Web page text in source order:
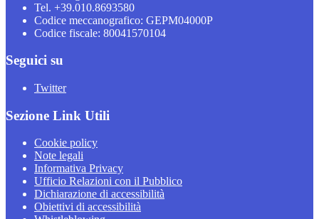
Tel. +39.010.8693580
Codice meccanografico: GEPM04000P
Codice fiscale: 80041570104
Seguici su
Twitter
Sezione Link Utili
Cookie policy
Note legali
Informativa Privacy
Ufficio Relazioni con il Pubblico
Dichiarazione di accessibilità
Obiettivi di accessibilità